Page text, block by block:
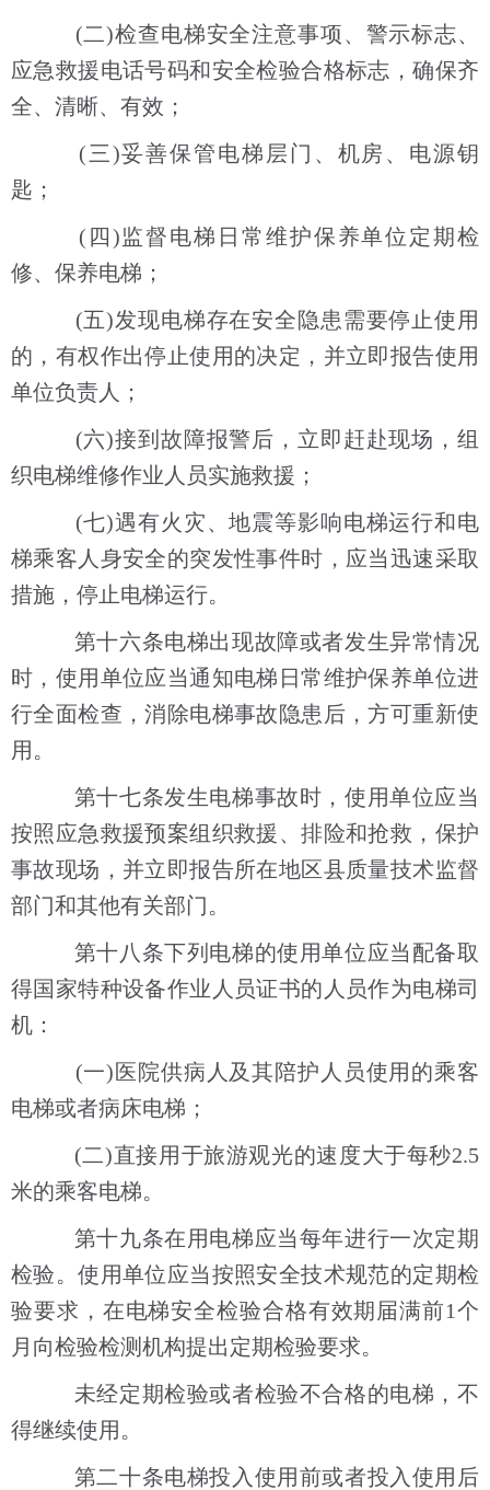
(二)检查电梯安全注意事项、警示标志、
应急救援电话号码和安全检验合格标志，确保齐
全、清晰、有效；
(三)妥善保管电梯层门、机房、电源钥
匙；
(四)监督电梯日常维护保养单位定期检
修、保养电梯；
(五)发现电梯存在安全隐患需要停止使用
的，有权作出停止使用的决定，并立即报告使用
单位负责人；
(六)接到故障报警后，立即赶赴现场，组
织电梯维修作业人员实施救援；
(七)遇有火灾、地震等影响电梯运行和电
梯乘客人身安全的突发性事件时，应当迅速采取
措施，停止电梯运行。
第十六条电梯出现故障或者发生异常情况
时，使用单位应当通知电梯日常维护保养单位进
行全面检查，消除电梯事故隐患后，方可重新使
用。
第十七条发生电梯事故时，使用单位应当
按照应急救援预案组织救援、排险和抢救，保护
事故现场，并立即报告所在地区县质量技术监督
部门和其他有关部门。
第十八条下列电梯的使用单位应当配备取
得国家特种设备作业人员证书的人员作为电梯司
机：
(一)医院供病人及其陪护人员使用的乘客
电梯或者病床电梯；
(二)直接用于旅游观光的速度大于每秒2.5
米的乘客电梯。
第十九条在用电梯应当每年进行一次定期
检验。使用单位应当按照安全技术规范的定期检
验要求，在电梯安全检验合格有效期届满前1个
月向检验检测机构提出定期检验要求。
未经定期检验或者检验不合格的电梯，不
得继续使用。
第二十条电梯投入使用前或者投入使用后